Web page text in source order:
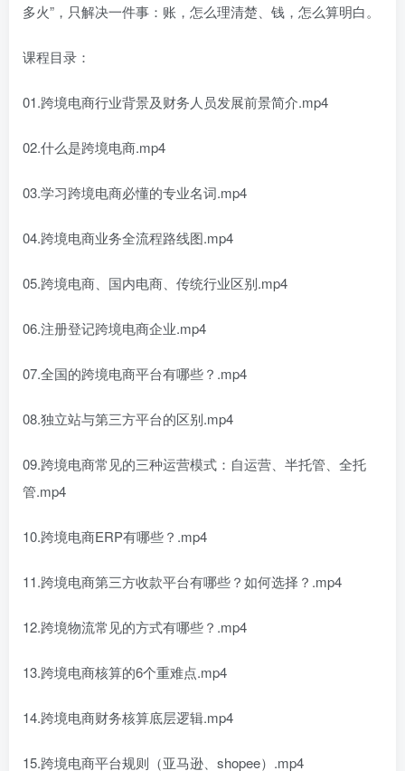
多火”，只解决一件事：账，怎么理清楚、钱，怎么算明白。
课程目录：
01.跨境电商行业背景及财务人员发展前景简介.mp4
02.什么是跨境电商.mp4
03.学习跨境电商必懂的专业名词.mp4
04.跨境电商业务全流程路线图.mp4
05.跨境电商、国内电商、传统行业区别.mp4
06.注册登记跨境电商企业.mp4
07.全国的跨境电商平台有哪些？.mp4
08.独立站与第三方平台的区别.mp4
09.跨境电商常见的三种运营模式：自运营、半托管、全托
管.mp4
10.跨境电商ERP有哪些？.mp4
11.跨境电商第三方收款平台有哪些？如何选择？.mp4
12.跨境物流常见的方式有哪些？.mp4
13.跨境电商核算的6个重难点.mp4
14.跨境电商财务核算底层逻辑.mp4
15.跨境电商平台规则（亚马逊、shopee）.mp4